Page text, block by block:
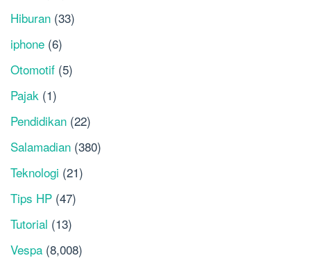
Hiburan (33)
iphone (6)
Otomotif (5)
Pajak (1)
Pendidikan (22)
Salamadian (380)
Teknologi (21)
Tips HP (47)
Tutorial (13)
Vespa (8,008)